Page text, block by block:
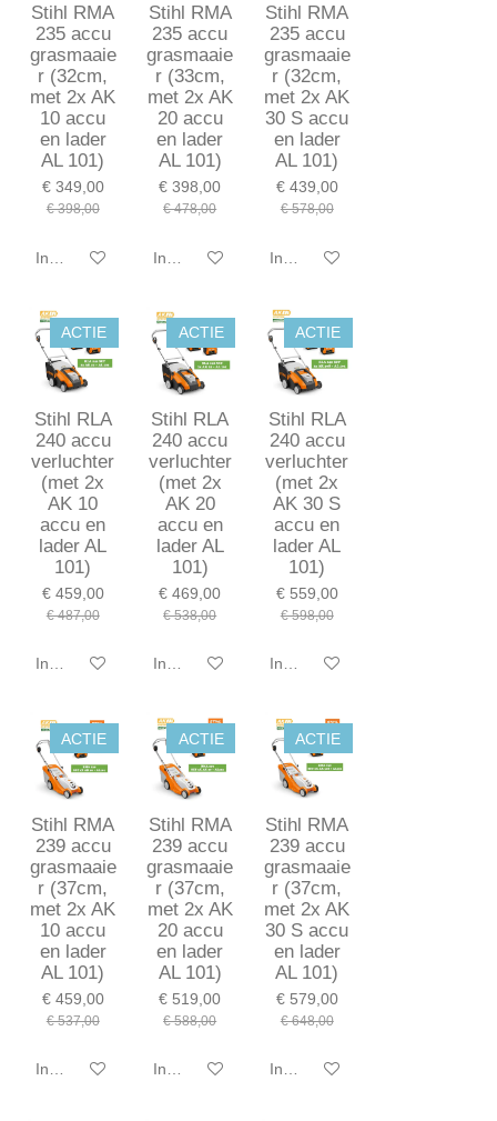
Stihl RMA
235 accu
grasmaaie
r (32cm,
met 2x AK
10 accu
en lader
AL 101)
€ 349,00
€ 398,00
In winkelwagen
Stihl RMA
235 accu
grasmaaie
r (33cm,
met 2x AK
20 accu
en lader
AL 101)
€ 398,00
€ 478,00
In winkelwagen
Stihl RMA
235 accu
grasmaaie
r (32cm,
met 2x AK
30 S accu
en lader
AL 101)
€ 439,00
€ 578,00
In winkelwagen
ACTIE
Stihl RLA
240 accu
verluchter
(met 2x
AK 10
accu en
lader AL
101)
€ 459,00
€ 487,00
In winkelwagen
ACTIE
Stihl RLA
240 accu
verluchter
(met 2x
AK 20
accu en
lader AL
101)
€ 469,00
€ 538,00
In winkelwagen
ACTIE
Stihl RLA
240 accu
verluchter
(met 2x
AK 30 S
accu en
lader AL
101)
€ 559,00
€ 598,00
In winkelwagen
ACTIE
Stihl RMA
239 accu
grasmaaie
r (37cm,
met 2x AK
10 accu
en lader
AL 101)
€ 459,00
€ 537,00
In winkelwagen
ACTIE
Stihl RMA
239 accu
grasmaaie
r (37cm,
met 2x AK
20 accu
en lader
AL 101)
€ 519,00
€ 588,00
In winkelwagen
ACTIE
Stihl RMA
239 accu
grasmaaie
r (37cm,
met 2x AK
30 S accu
en lader
AL 101)
€ 579,00
€ 648,00
In winkelwagen